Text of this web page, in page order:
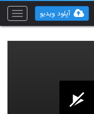
Toggle
آپلود ویدیو